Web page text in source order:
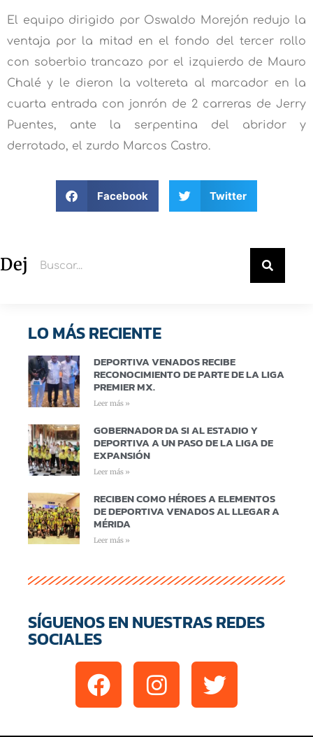
El equipo dirigido por Oswaldo Morejón redujo la
ventaja por la mitad en el fondo del tercer rollo
con soberbio trancazo por el izquierdo de Mauro
Chalé y le dieron la voltereta al marcador en la
cuarta entrada con jonrón de 2 carreras de Jerry
Puentes, ante la serpentina del abridor y
derrotado, el zurdo Marcos Castro.
Facebook Twitter
Deja un comentario
LO MÁS RECIENTE
DEPORTIVA VENADOS RECIBE
RECONOCIMIENTO DE PARTE DE LA LIGA
PREMIER MX.
Leer más »
GOBERNADOR DA SI AL ESTADIO Y
DEPORTIVA A UN PASO DE LA LIGA DE
EXPANSIÓN
Leer más »
RECIBEN COMO HÉROES A ELEMENTOS
DE DEPORTIVA VENADOS AL LLEGAR A
MÉRIDA
Leer más »
SÍGUENOS EN NUESTRAS REDES
SOCIALES